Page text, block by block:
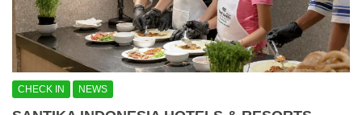
CHECK IN NEWS